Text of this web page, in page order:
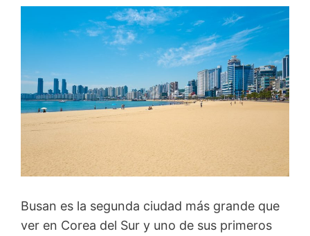
Busan es la segunda ciudad más grande que
ver en Corea del Sur y uno de sus primeros